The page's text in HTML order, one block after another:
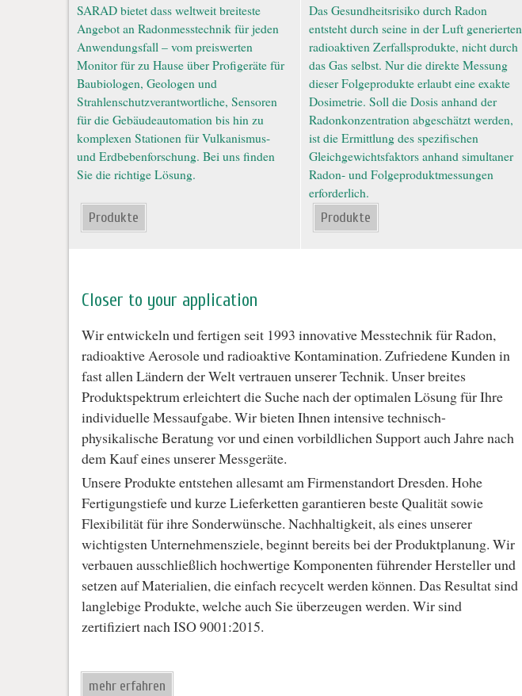
SARAD bietet dass weltweit breiteste
Angebot an Radonmesstechnik für jeden
Anwendungsfall – vom preiswerten
Monitor für zu Hause über Profigeräte für
Baubiologen, Geologen und
Strahlenschutzverantwortliche, Sensoren
für die Gebäudeautomation bis hin zu
komplexen Stationen für Vulkanismus-
und Erdbebenforschung. Bei uns finden
Sie die richtige Lösung.
Produkte
Das Gesundheitsrisiko durch Radon
entsteht durch seine in der Luft generierten
radioaktiven Zerfallsprodukte, nicht durch
das Gas selbst. Nur die direkte Messung
dieser Folgeprodukte erlaubt eine exakte
Dosimetrie. Soll die Dosis anhand der
Radonkonzentration abgeschätzt werden,
ist die Ermittlung des spezifischen
Gleichgewichtsfaktors anhand simultaner
Radon- und Folgeproduktmessungen
erforderlich.
Produkte
Closer to your application
Wir entwickeln und fertigen seit 1993 innovative Messtechnik für Radon,
radioaktive Aerosole und radioaktive Kontamination. Zufriedene Kunden in
fast allen Ländern der Welt vertrauen unserer Technik. Unser breites
Produktspektrum erleichtert die Suche nach der optimalen Lösung für Ihre
individuelle Messaufgabe. Wir bieten Ihnen intensive technisch-
physikalische Beratung vor und einen vorbildlichen Support auch Jahre nach
dem Kauf eines unserer Messgeräte.
Unsere Produkte entstehen allesamt am Firmenstandort Dresden. Hohe
Fertigungstiefe und kurze Lieferketten garantieren beste Qualität sowie
Flexibilität für ihre Sonderwünsche. Nachhaltigkeit, als eines unserer
wichtigsten Unternehmensziele, beginnt bereits bei der Produktplanung. Wir
verbauen ausschließlich hochwertige Komponenten führender Hersteller und
setzen auf Materialien, die einfach recycelt werden können. Das Resultat sind
langlebige Produkte, welche auch Sie überzeugen werden. Wir sind
zertifiziert nach ISO 9001:2015.
mehr erfahren